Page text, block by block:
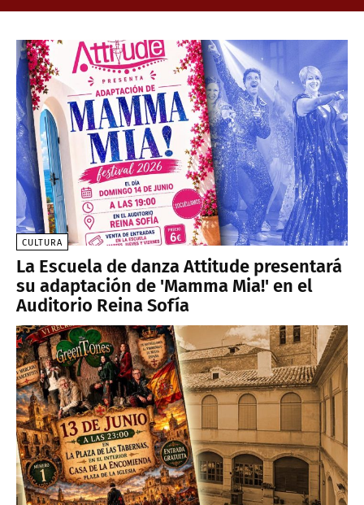
CULTURA
La Escuela de danza Attitude presentará
su adaptación de 'Mamma Mia!' en el
Auditorio Reina Sofía